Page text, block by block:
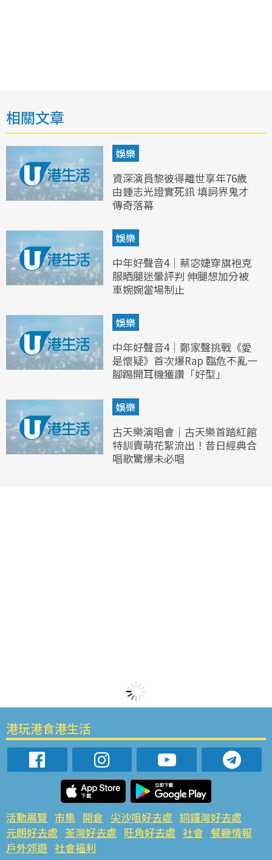
相關文章
娛樂
資深演員黎彼得離世享年76歲
由鍾志光證實死訊 填詞界鬼才
傳奇落幕
娛樂
中年好聲音4｜蔡宓婕穿旗袍克
服晒腿迷暈評判 伸腿想加分被
車婉婉當場制止
娛樂
中年好聲音4｜鄭家聲挑戰《愛
是懷疑》首次爆Rap 臨危不亂一
腳踢開耳機獲讚「好型」
娛樂
古天樂演唱會｜古天樂首踏紅館
特訓賣萌花絮流出！昔日經典合
唱歌驚爆未必唱
港玩港食港生活
活動展覽 市集 開倉 尖沙咀好去處 銅鑼灣好去處
元朗好去處 荃灣好去處 旺角好去處 社會 餐廳情報
戶外郊遊 社會福利